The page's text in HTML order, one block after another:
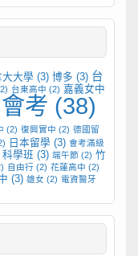
大大學 (3) 博多 (3) 台
台東高中 (2) 嘉義女中
考 (38)
(2) 復興實中 (2) 德國留
日本留學 (3) 會考滿級
科學班 (3) 端午節(2) 竹
自由行(2) 花蓮高中 (2)
(3) 雄女 (2) 電資醫牙